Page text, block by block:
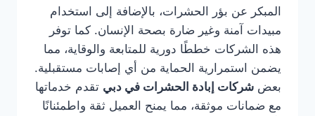
المبكر عن بؤر الحشرات، بالإضافة إلى استخدام
مبيدات آمنة وغير ضارة بصحة الإنسان. كما توفر
هذه الشركات خططًا دورية للمتابعة والوقاية، مما
يضمن استمرارية الحماية من أي إصابات مستقبلية.
بعض شركات إبادة الحشرات في دبي تقدم خدماتها
مع ضمانات موثقة، مما يمنح العميل ثقة واطمئنانًا